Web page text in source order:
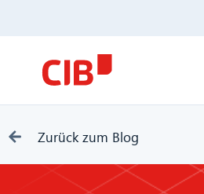
Zurück zum Blog